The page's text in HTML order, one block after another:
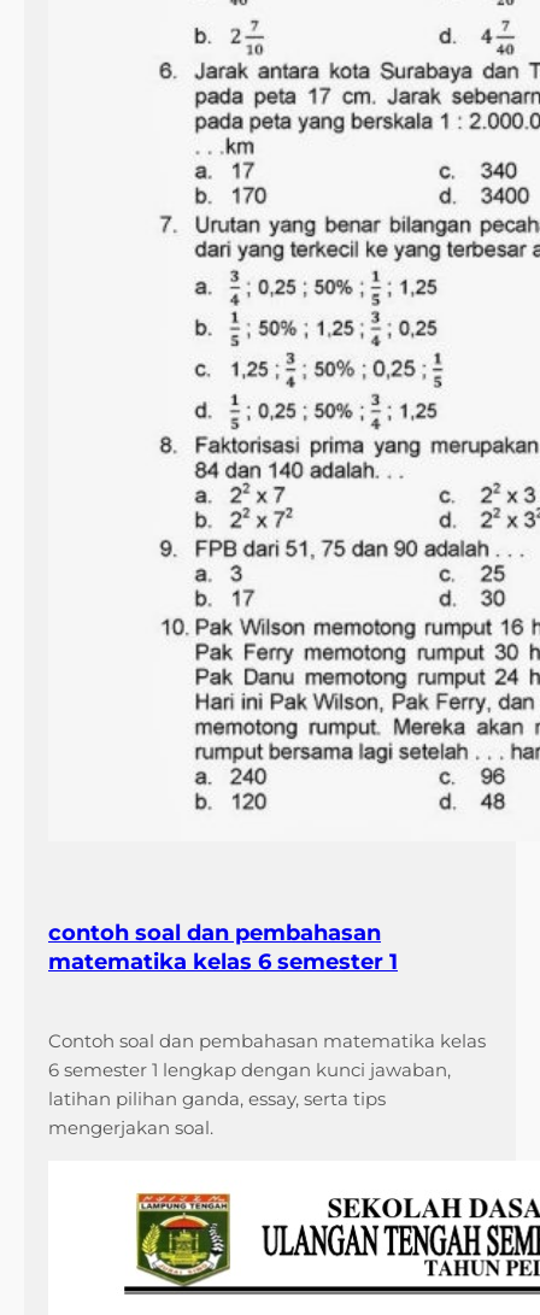
contoh soal dan pembahasan
matematika kelas 6 semester 1
Contoh soal dan pembahasan matematika kelas
6 semester 1 lengkap dengan kunci jawaban,
latihan pilihan ganda, essay, serta tips
mengerjakan soal.